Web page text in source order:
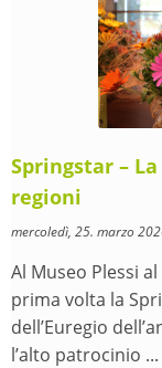
Springstar –
regioni
mercoledì, 25. marzo
Al Museo Plessi
prima volta la
dell’Euregio
l’alto patrocinio ...